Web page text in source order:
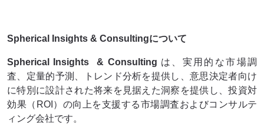
Spherical Insights & Consultingについて
Spherical Insights & Consulting は、実用的な市場調
査、定量的予測、トレンド分析を提供し、意思決定者向け
に特別に設計された将来を見据えた洞察を提供し、投資対
効果（ROI）の向上を支援する市場調査およびコンサルテ
ィング会社です。